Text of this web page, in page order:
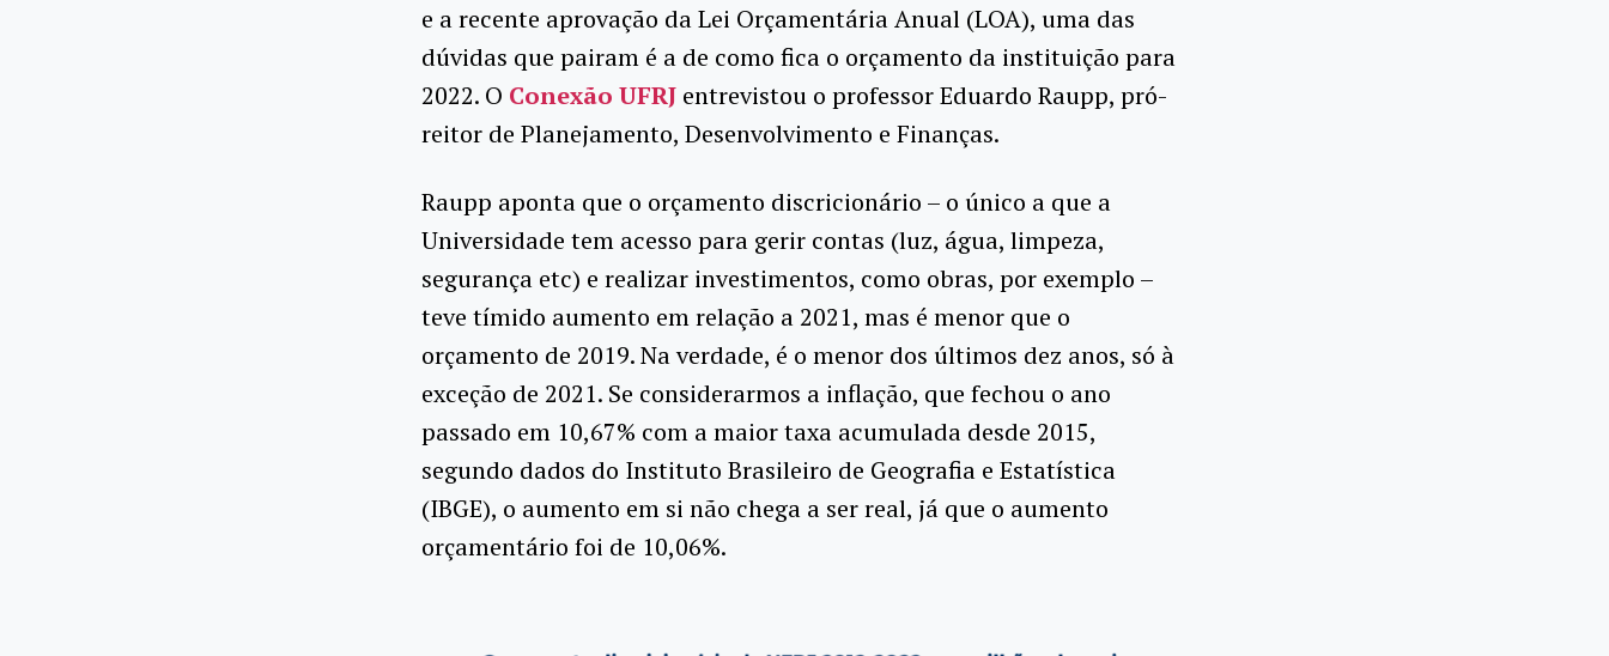
e a recente aprovação da Lei Orçamentária Anual (LOA), uma das
dúvidas que pairam é a de como fica o orçamento da instituição para
2022. O Conexão UFRJ entrevistou o professor Eduardo Raupp, pró-
reitor de Planejamento, Desenvolvimento e Finanças.
Raupp aponta que o orçamento discricionário – o único a que a
Universidade tem acesso para gerir contas (luz, água, limpeza,
segurança etc) e realizar investimentos, como obras, por exemplo –
teve tímido aumento em relação a 2021, mas é menor que o
orçamento de 2019. Na verdade, é o menor dos últimos dez anos, só à
exceção de 2021. Se considerarmos a inflação, que fechou o ano
passado em 10,67% com a maior taxa acumulada desde 2015,
segundo dados do Instituto Brasileiro de Geografia e Estatística
(IBGE), o aumento em si não chega a ser real, já que o aumento
orçamentário foi de 10,06%.